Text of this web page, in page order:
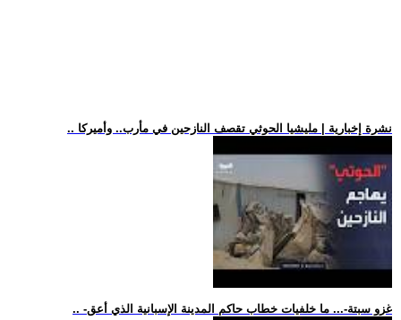
.. نشرة إخبارية | مليشيا الحوثي تقصف النازحين في مأرب.. وأميركا
.. -غزو سبتة-... ما خلفيات خطاب حاكم المدينة الإسبانية الذي أعق